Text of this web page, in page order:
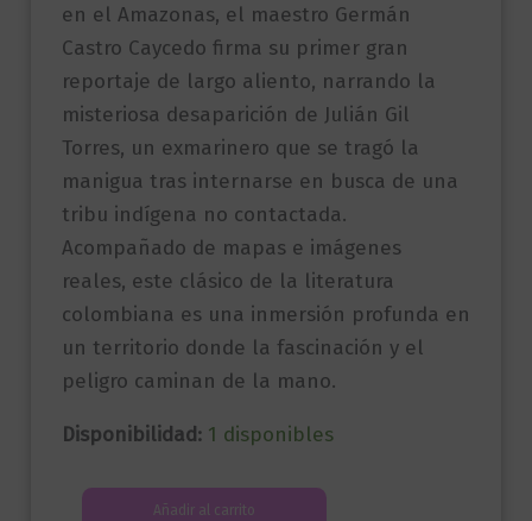
en el Amazonas, el maestro Germán
Castro Caycedo firma su primer gran
reportaje de largo aliento, narrando la
misteriosa desaparición de Julián Gil
Torres, un exmarinero que se tragó la
manigua tras internarse en busca de una
tribu indígena no contactada.
Acompañado de mapas e imágenes
reales, este clásico de la literatura
colombiana es una inmersión profunda en
un territorio donde la fascinación y el
peligro caminan de la mano.
Disponibilidad: 1 disponibles
Perdido
Añadir al carrito